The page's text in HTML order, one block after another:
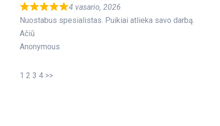
4 vasario, 2026
Nuostabus spesialistas. Puikiai atlieka savo darbą.
Ačiū
Anonymous
1 2 3 4 >>